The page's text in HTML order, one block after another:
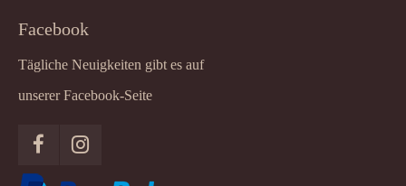
Facebook
Tägliche Neuigkeiten gibt es auf
unserer Facebook-Seite